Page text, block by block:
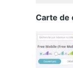
Carte de